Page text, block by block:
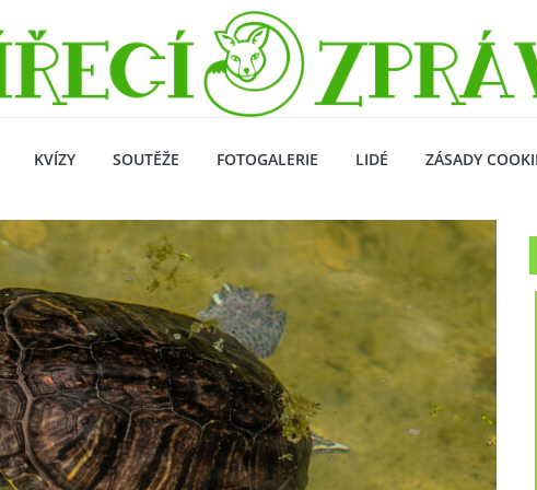
KVÍZY SOUTĚŽE FOTOGALERIE LIDÉ ZÁSADY